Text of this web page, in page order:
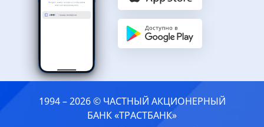
1994 – 2026 © ЧАСТНЫЙ АКЦИОНЕРНЫЙ
БАНК «ТРАСТБАНК»